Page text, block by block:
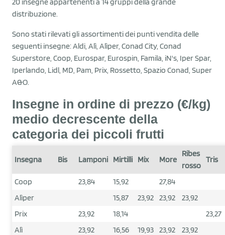
distribuzione.
Sono stati rilevati gli assortimenti dei punti vendita delle
seguenti insegne: Aldi, Alì, Alìper, Conad City, Conad
Superstore, Coop, Eurospar, Eurospin, Famila, iN's, Iper Spar,
Iperlando, Lidl, MD, Pam, Prix, Rossetto, Spazio Conad, Super
A&O.
Insegne in ordine di prezzo (€/kg)
medio decrescente della
categoria dei piccoli frutti
Insegna Bis Lamponi Mirtilli Mix More
Ribes
rosso
Tris
Coop 23,84 15,92
27,84
Alìper
15,87 23,92 23,92
23,92
Prix
23,92 18,14
23,27
Alì
23,92 16,56 19,93 23,92
23,92